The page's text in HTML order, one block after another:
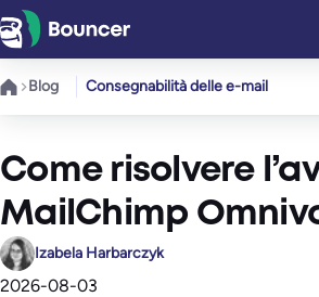
Vai
al
contenuto
Blog Consegnabilità delle e-mail
Come risolvere
MailChimp
Izabela Harbarczyk
2026-08-03